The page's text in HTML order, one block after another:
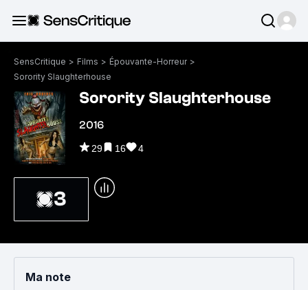
SensCritique > Films > Épouvante-Horreur >
Sorority Slaughterhouse
Sorority Slaughterhouse
2016
29 16 4
3
Ma note